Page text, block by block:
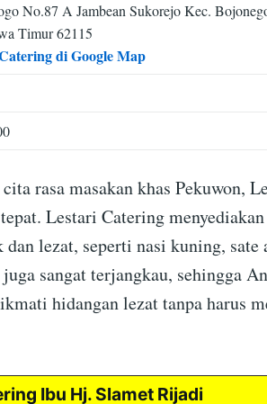
No.87 A Jambean Sukorejo Kec.
Timur 62115
di Google Map
rasa masakan khas Pekuwon,
Lestari Catering
lezat, seperti nasi kuning, sate
sangat terjangkau, sehingga
hidangan lezat tanpa harus
Ibu Hj. Slamet Rijadi